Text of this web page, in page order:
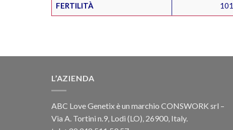
FERTILITÀ 101
L’AZIENDA
ABC Love Genetix è un marchio CONSWORK srl –
Via A. Tortini n.9, Lodi (LO), 26900, Italy.